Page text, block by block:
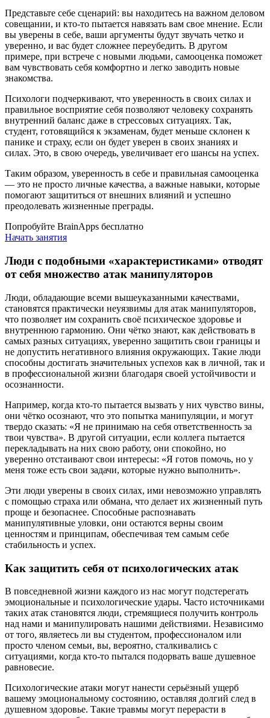
Представьте себе сценарий: вы находитесь на важном деловом
совещании, и кто-то пытается навязать вам свое мнение. Если
вы уверены в себе, ваши аргументы будут звучать четко и
уверенно, и вас будет сложнее переубедить. В другом
примере, при встрече с новыми людьми, самооценка поможет
вам чувствовать себя комфортно и легко заводить новые
знакомства.
Психологи подчеркивают, что уверенность в своих силах и
правильное восприятие себя позволяют человеку сохранять
внутренний баланс даже в стрессовых ситуациях. Так,
студент, готовящийся к экзаменам, будет меньше склонен к
панике и страху, если он будет уверен в своих знаниях и
силах. Это, в свою очередь, увеличивает его шансы на успех.
Таким образом, уверенность в себе и правильная самооценка
— это не просто личные качества, а важные навыки, которые
помогают защититься от внешних влияний и успешно
преодолевать жизненные преграды.
Попробуйте BrainApps бесплатно
Начать занятия
Люди с подобными «характеристиками» отводят
от себя множество атак манипуляторов
Люди, обладающие всеми вышеуказанными качествами,
становятся практически неуязвимы для атак манипуляторов,
что позволяет им сохранить своё психическое здоровье и
внутреннюю гармонию. Они чётко знают, как действовать в
самых разных ситуациях, уверенно защитить свои границы и
не допустить негативного влияния окружающих. Такие люди
способны достигать значительных успехов как в личной, так и
в профессиональной жизни благодаря своей устойчивости и
осознанности.
Например, когда кто-то пытается вызвать у них чувство вины,
они чётко осознают, что это попытка манипуляции, и могут
твердо сказать: «Я не принимаю на себя ответственность за
твои чувства». В другой ситуации, если коллега пытается
перекладывать на них свою работу, они спокойно, но
уверенно отстаивают свои интересы: «Я готов помочь, но у
меня тоже есть свои задачи, которые нужно выполнить».
Эти люди уверены в своих силах, ими невозможно управлять
с помощью страха или обмана, что делает их жизненный путь
проще и безопаснее. Способные распознавать
манипулятивные уловки, они остаются верны своим
ценностям и принципам, обеспечивая тем самым себе
стабильность и успех.
Как защитить себя от психологических атак
В повседневной жизни каждого из нас могут подстерегать
эмоциональные и психологические удары. Часто источниками
таких атак становятся люди, стремящиеся получить контроль
над нами и манипулировать нашими действиями. Независимо
от того, являетесь ли вы студентом, профессионалом или
просто членом семьи, вы, вероятно, сталкивались с
ситуациями, когда кто-то пытался подорвать ваше душевное
равновесие.
Психологические атаки могут нанести серьёзный ущерб
вашему эмоциональному состоянию, оставляя долгий след в
душевном здоровье. Такие травмы могут перерасти в